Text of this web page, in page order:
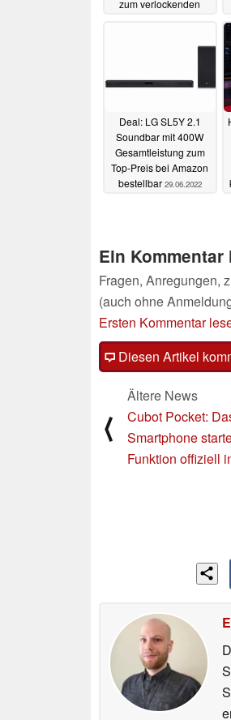
zum verlockenden
Deal: LG SL5Y 2.1
Soundbar mit 400W
Gesamtleistung zum
Top-Preis bei Amazon
bestellbar 29.06.2022
Ein Kommentar
Fragen, Anregungen,
(auch ohne
Ersten Kommentar
Diesen Artikel
⟨
Ältere News
Cubot Pocket:
Smartphone
Funktion offiziell